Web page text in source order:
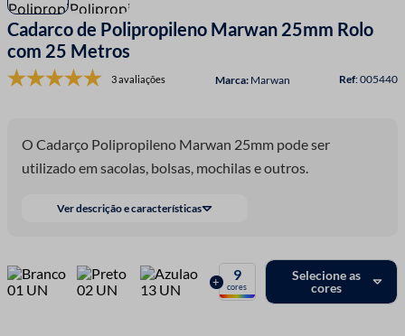
Cadarco de Polipropileno Marwan 25mm Rolo
com 25 Metros
3 avaliações Marwan :005440
O Cadarço Polipropileno Marwan 25mm pode ser
utilizado em sacolas, bolsas, mochilas e outros.
Ver descrição e características
+ 9
cores
Selecione as
cores